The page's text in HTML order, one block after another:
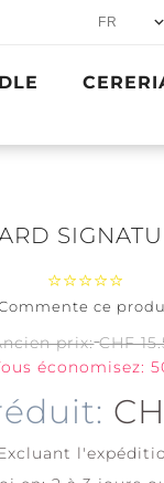
50% APRÈS
SKI
Père Noël à
Fêtes de
Noël
EN HIVER
& BODY
ce
prix: CHF
économisez: